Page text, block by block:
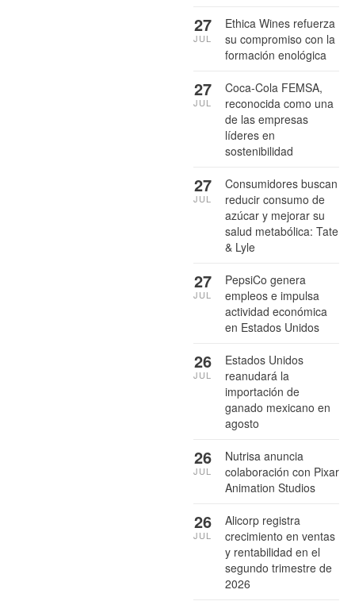
Ethica Wines refuerza
su compromiso con la
formación enológica
27
JUL
Coca-Cola FEMSA,
reconocida como una
de las empresas
líderes en
sostenibilidad
27
JUL
Consumidores buscan
reducir consumo de
azúcar y mejorar su
salud metabólica: Tate
& Lyle
27
JUL
PepsiCo genera
empleos e impulsa
actividad económica
en Estados Unidos
27
JUL
Estados Unidos
reanudará la
importación de
ganado mexicano en
agosto
26
JUL
Nutrisa anuncia
colaboración con Pixar
Animation Studios
26
JUL
Alicorp registra
crecimiento en ventas
y rentabilidad en el
segundo trimestre de
2026
26
JUL